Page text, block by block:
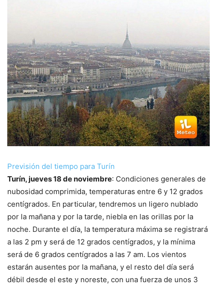
Previsión del tiempo para Turín
Turín, jueves 18 de noviembre: Condiciones generales de
nubosidad comprimida, temperaturas entre 6 y 12 grados
centígrados. En particular, tendremos un ligero nublado
por la mañana y por la tarde, niebla en las orillas por la
noche. Durante el día, la temperatura máxima se registrará
a las 2 pm y será de 12 grados centígrados, y la mínima
será de 6 grados centígrados a las 7 am. Los vientos
estarán ausentes por la mañana, y el resto del día será
débil desde el este y noreste, con una fuerza de unos 3